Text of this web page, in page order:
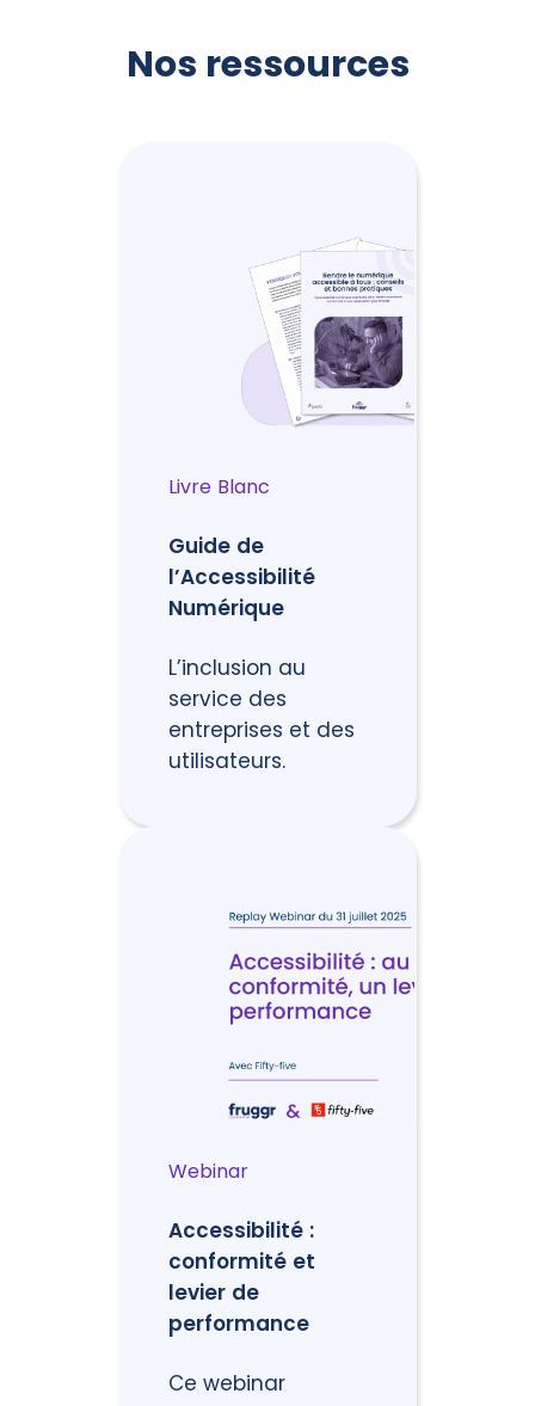
Nos ressources
Livre Blanc
Guide de
l’Accessibilité
Numérique
L’inclusion au
service des
entreprises et des
utilisateurs.
Webinar
Accessibilité :
conformité et
levier de
performance
Ce webinar